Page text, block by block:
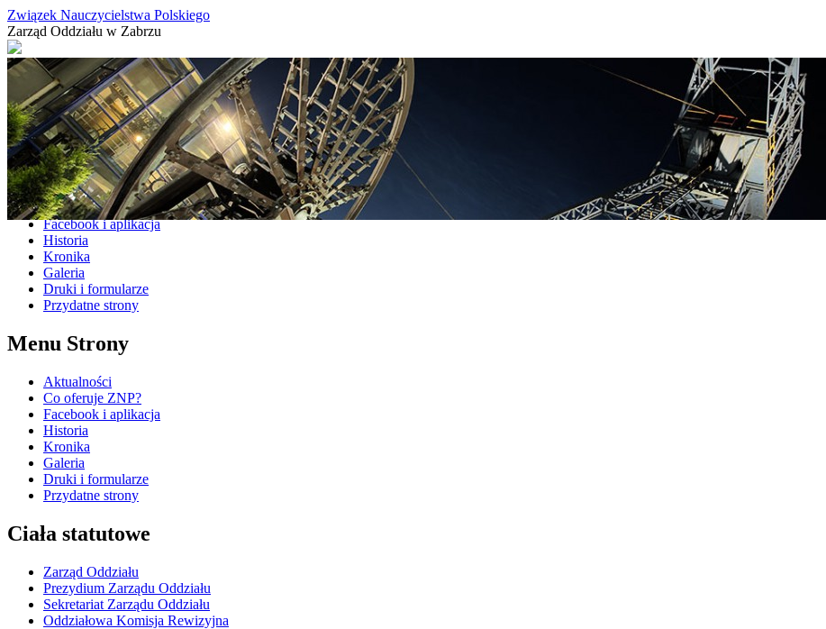
Związek Nauczycielstwa Polskiego
Zarząd Oddziału w Zabrzu
Aktualności
Co oferuje ZNP?
Facebook i aplikacja
Historia
Kronika
Galeria
Druki i formularze
Przydatne strony
Menu Strony
Aktualności
Co oferuje ZNP?
Facebook i aplikacja
Historia
Kronika
Galeria
Druki i formularze
Przydatne strony
Ciała statutowe
Zarząd Oddziału
Prezydium Zarządu Oddziału
Sekretariat Zarządu Oddziału
Oddziałowa Komisja Rewizyjna